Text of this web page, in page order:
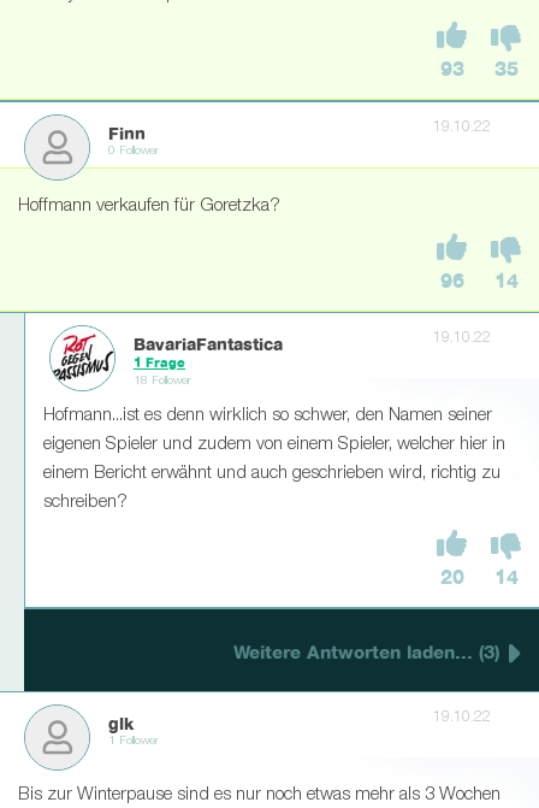
93 35
Finn
0 Follower
19.10.22
Hoffmann verkaufen für Goretzka?
96 14
BavariaFantastica
1 Frage
18 Follower
19.10.22
Hofmann...ist es denn wirklich so schwer, den Namen seiner
eigenen Spieler und zudem von einem Spieler, welcher hier in
einem Bericht erwähnt und auch geschrieben wird, richtig zu
schreiben?
20 14
Weitere Antworten laden... (3)
glk
1 Follower
19.10.22
Bis zur Winterpause sind es nur noch etwas mehr als 3 Wochen